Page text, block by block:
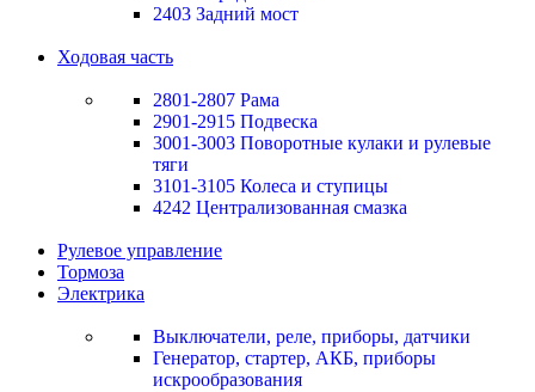
2403 Задний мост
Ходовая часть
2801-2807 Рама
2901-2915 Подвеска
3001-3003 Поворотные кулаки и рулевые
тяги
3101-3105 Колеса и ступицы
4242 Централизованная смазка
Рулевое управление
Тормоза
Электрика
Выключатели, реле, приборы, датчики
Генератор, стартер, АКБ, приборы
искрообразования